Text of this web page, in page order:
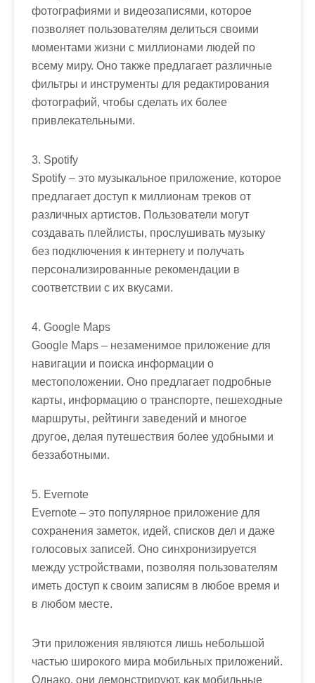
фотографиями и видеозаписями, которое
позволяет пользователям делиться своими
моментами жизни с миллионами людей по
всему миру. Оно также предлагает различные
фильтры и инструменты для редактирования
фотографий, чтобы сделать их более
привлекательными.
3. Spotify
Spotify – это музыкальное приложение, которое
предлагает доступ к миллионам треков от
различных артистов. Пользователи могут
создавать плейлисты, прослушивать музыку
без подключения к интернету и получать
персонализированные рекомендации в
соответствии с их вкусами.
4. Google Maps
Google Maps – незаменимое приложение для
навигации и поиска информации о
местоположении. Оно предлагает подробные
карты, информацию о транспорте, пешеходные
маршруты, рейтинги заведений и многое
другое, делая путешествия более удобными и
беззаботными.
5. Evernote
Evernote – это популярное приложение для
сохранения заметок, идей, списков дел и даже
голосовых записей. Оно синхронизируется
между устройствами, позволяя пользователям
иметь доступ к своим записям в любое время и
в любом месте.
Эти приложения являются лишь небольшой
частью широкого мира мобильных приложений.
Однако, они демонстрируют, как мобильные